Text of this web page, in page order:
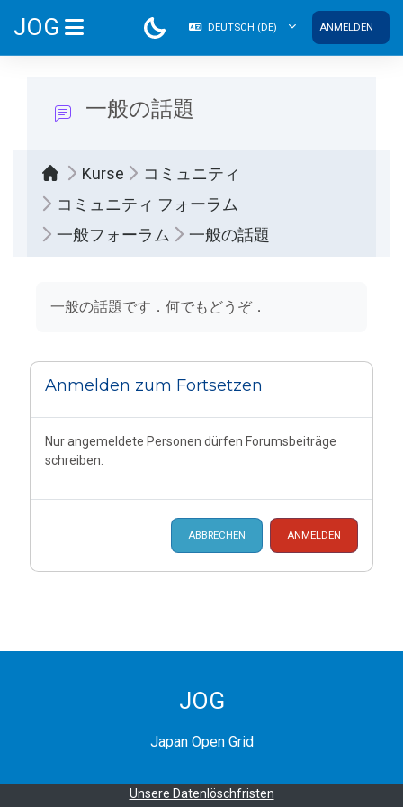
JOG
WEBSITE-ÜBERSICHT
DEUTSCH ‎(DE)‎ ANMELDEN
一般の話題
Kurse
コミュニティ
コミュニティ フォーラム
一般フォーラム
一般の話題
一般の話題です．何でもどうぞ．
Anmelden zum Fortsetzen
Nur angemeldete Personen dürfen Forumsbeiträge
schreiben.
ABBRECHEN ANMELDEN
JOG
Japan Open Grid
Unsere Datenlöschfristen